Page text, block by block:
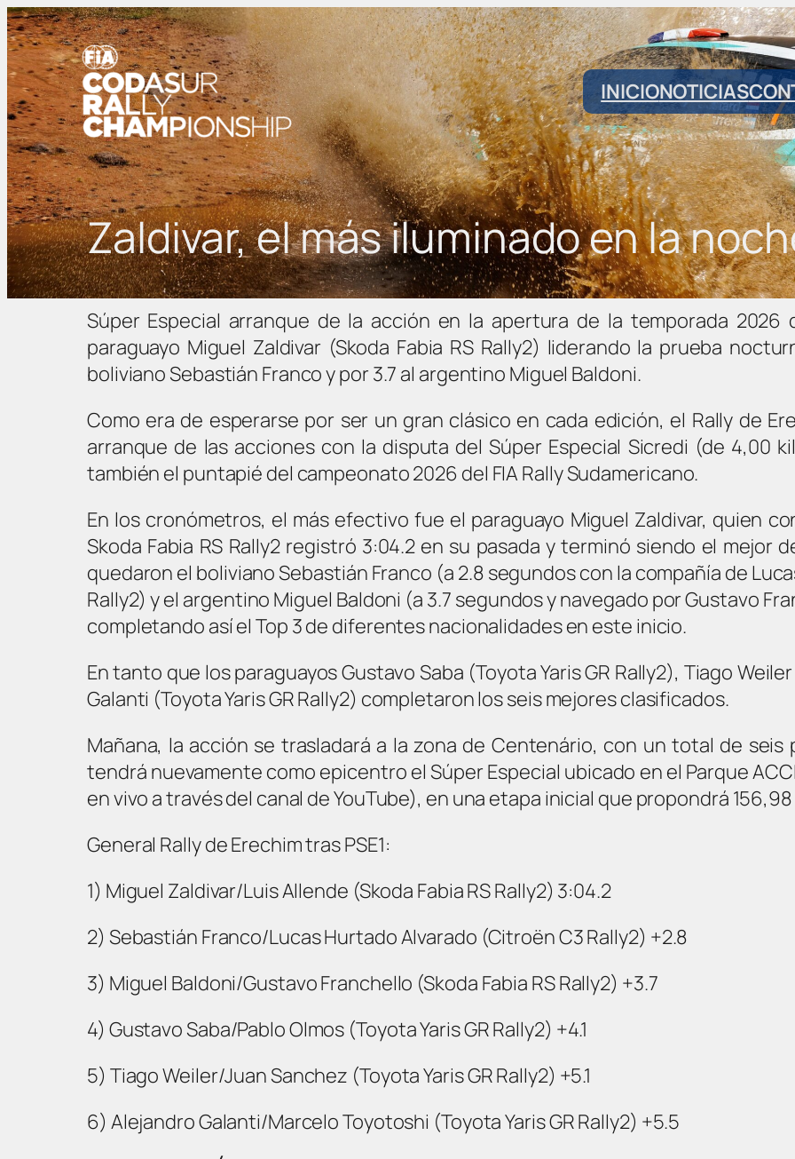
INICIONOTICIAS
Zaldivar, el más iluminado en la
Súper Especial arranque de la acción en la apertura de la temporada 2026
paraguayo Miguel Zaldivar (Skoda Fabia RS Rally2) liderando la prueba
boliviano Sebastián Franco y por 3.7 al argentino Miguel Baldoni.
Como era de esperarse por ser un gran clásico en cada edición, el Rally de
arranque de las acciones con la disputa del Súper Especial Sicredi (de 4,00
también el puntapié del campeonato 2026 del FIA Rally Sudamericano.
En los cronómetros, el más efectivo fue el paraguayo Miguel Zaldivar, quien
Skoda Fabia RS Rally2 registró 3:04.2 en su pasada y terminó siendo el mejor
quedaron el boliviano Sebastián Franco (a 2.8 segundos con la compañía de
Rally2) y el argentino Miguel Baldoni (a 3.7 segundos y navegado por Gustavo
completando así el Top 3 de diferentes nacionalidades en este inicio.
En tanto que los paraguayos Gustavo Saba (Toyota Yaris GR Rally2), Tiago
Galanti (Toyota Yaris GR Rally2) completaron los seis mejores clasificados.
Mañana, la acción se trasladará a la zona de Centenário, con un total de
tendrá nuevamente como epicentro el Súper Especial ubicado en el Parque
en vivo a través del canal de YouTube), en una etapa inicial que propondrá
General Rally de Erechim tras PSE1:
1) Miguel Zaldivar/Luis Allende (Skoda Fabia RS Rally2) 3:04.2
2) Sebastián Franco/Lucas Hurtado Alvarado (Citroën C3 Rally2) +2.8
3) Miguel Baldoni/Gustavo Franchello (Skoda Fabia RS Rally2) +3.7
4) Gustavo Saba/Pablo Olmos (Toyota Yaris GR Rally2) +4.1
5) Tiago Weiler/Juan Sanchez (Toyota Yaris GR Rally2) +5.1
6) Alejandro Galanti/Marcelo Toyotoshi (Toyota Yaris GR Rally2) +5.5